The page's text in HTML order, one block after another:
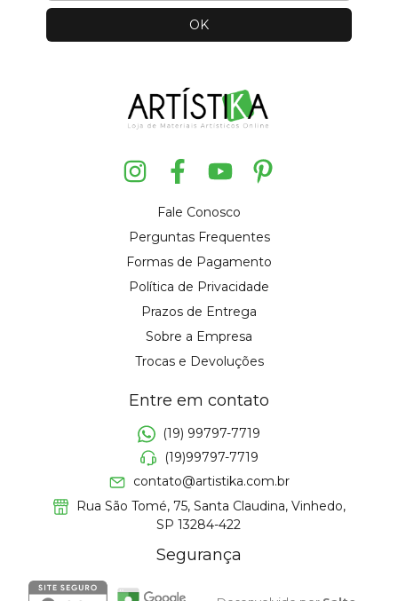
Fale Conosco
Perguntas Frequentes
Formas de Pagamento
Política de Privacidade
Prazos de Entrega
Sobre a Empresa
Trocas e Devoluções
Entre em contato
(19) 99797-7719
(19)99797-7719
contato@artistika.com.br
Rua São Tomé, 75, Santa Claudina, Vinhedo,
SP 13284-422
Segurança